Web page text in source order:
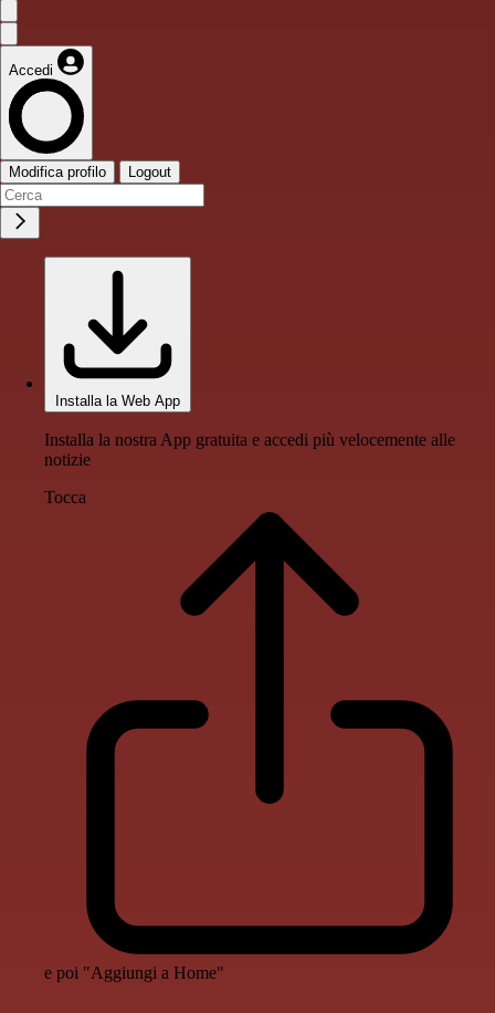
Accedi
Modifica profilo Logout
Installa la Web App
Installa la nostra App gratuita e accedi più velocemente alle
notizie
Tocca
e poi "Aggiungi a Home"